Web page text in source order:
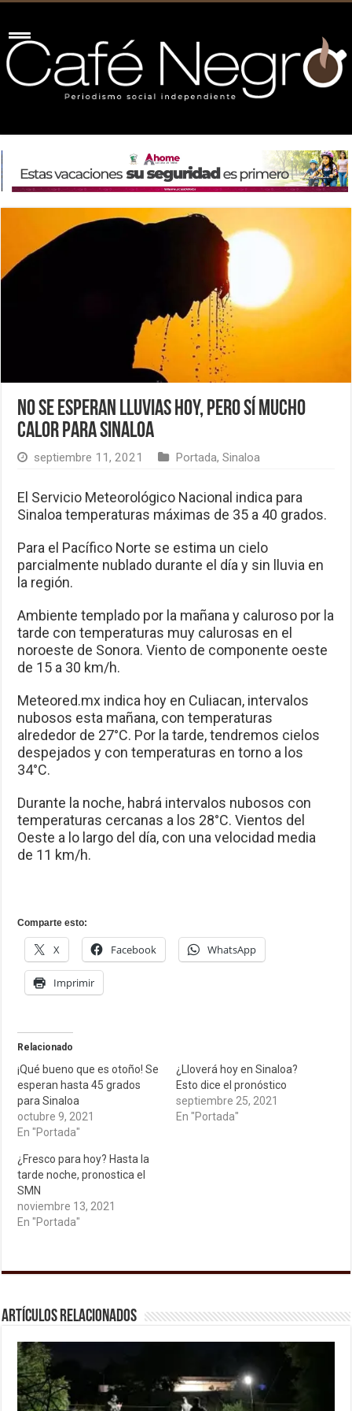
No se esperan lluvias hoy, pero sí mucho
calor para Sinaloa
septiembre 11, 2021 Portada,Sinaloa
El Servicio Meteorológico Nacional indica para
Sinaloa temperaturas máximas de 35 a 40 grados.
Para el Pacífico Norte se estima un cielo
parcialmente nublado durante el día y sin lluvia en
la región.
Ambiente templado por la mañana y caluroso por la
tarde con temperaturas muy calurosas en el
noroeste de Sonora. Viento de componente oeste
de 15 a 30 km/h.
Meteored.mx indica hoy en Culiacan, intervalos
nubosos esta mañana, con temperaturas
alrededor de 27°C. Por la tarde, tendremos cielos
despejados y con temperaturas en torno a los
34°C.
Durante la noche, habrá intervalos nubosos con
temperaturas cercanas a los 28°C. Vientos del
Oeste a lo largo del día, con una velocidad media
de 11 km/h.
Comparte esto:
X Facebook WhatsApp
Imprimir
Relacionado
¡Qué bueno que es otoño! Se
esperan hasta 45 grados
para Sinaloa
octubre 9, 2021
En "Portada"
¿Lloverá hoy en Sinaloa?
Esto dice el pronóstico
septiembre 25, 2021
En "Portada"
¿Fresco para hoy? Hasta la
tarde noche, pronostica el
SMN
noviembre 13, 2021
En "Portada"
Artículos relacionados